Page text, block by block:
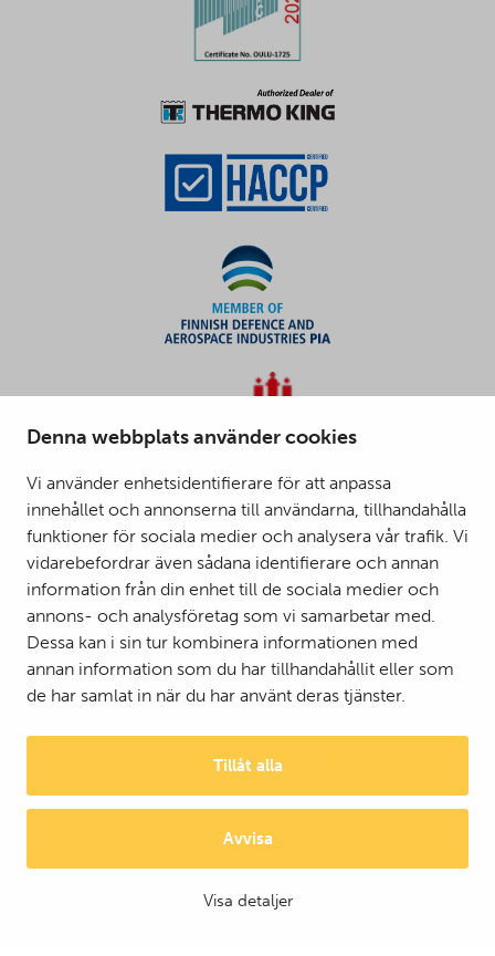
Denna webbplats använder cookies
Vi använder enhetsidentifierare för att anpassa
innehållet och annonserna till användarna, tillhandahålla
funktioner för sociala medier och analysera vår trafik. Vi
vidarebefordrar även sådana identifierare och annan
information från din enhet till de sociala medier och
annons- och analysföretag som vi samarbetar med.
Dessa kan i sin tur kombinera informationen med
annan information som du har tillhandahållit eller som
de har samlat in när du har använt deras tjänster.
Tillåt alla
Avvisa
Visa detaljer